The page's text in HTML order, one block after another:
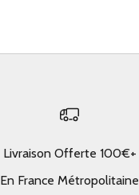
Livraison Offerte 100€+
En France Métropolitaine